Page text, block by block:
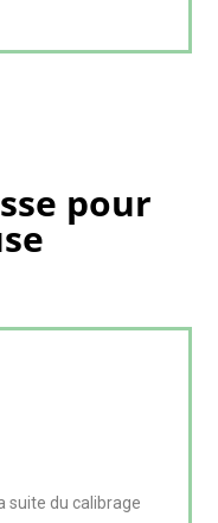
pour
suite du calibrage